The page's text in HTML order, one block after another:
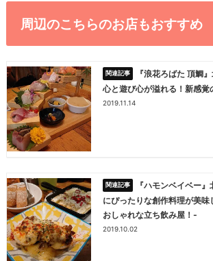
周辺のこちらのお店もおすすめ
『浪花ろばた 頂鯛
心と遊び心が溢れる！新感
2019.11.14
『ハモンベイベー
にぴったりな創作料理が美
おしゃれな立ち飲み屋！-
2019.10.02